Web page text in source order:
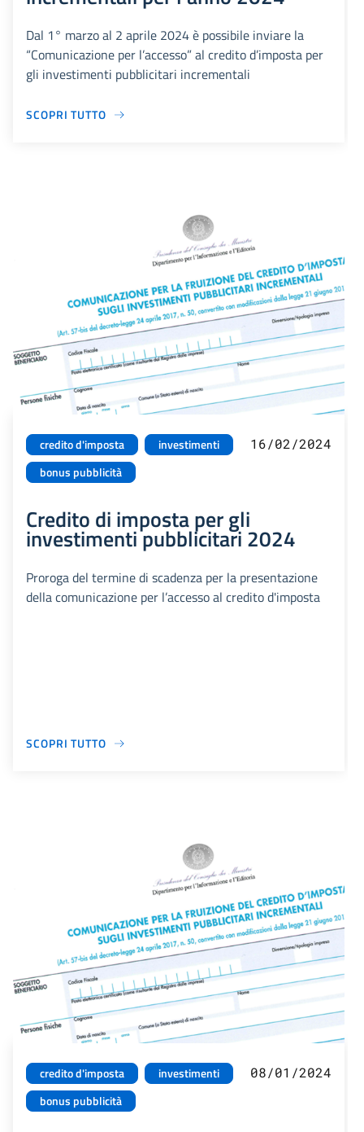
Dal 1° marzo al 2 aprile 2024 è possibile inviare la
“Comunicazione per l’accesso” al credito d’imposta per
gli investimenti pubblicitari incrementali
SCOPRI TUTTO
credito d'imposta
investimenti
bonus pubblicità
16/02/2024
Credito di imposta per gli
investimenti pubblicitari 2024
Proroga del termine di scadenza per la presentazione
della comunicazione per l’accesso al credito d'imposta
SCOPRI TUTTO
credito d'imposta
investimenti
bonus pubblicità
08/01/2024